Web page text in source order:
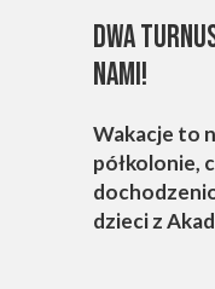
Wakacje to
półkolonie,
dzieci z
DWA
NAMI!